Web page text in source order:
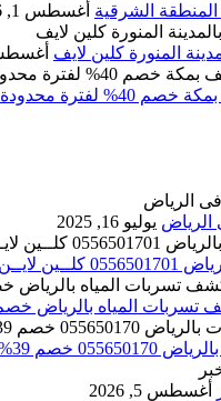
الشرقية أغسطس 1, 2026
المنورة كلين لايف أغسطس 1,
0552071750 نصلك اينما كنت
يوليو 16, 2025
باحدث الاجهزة
خصم 39% اطلب الان 0556501701‬‏ – تقارير
علي الحشرات والقوارض
أغسطس 5, 2026